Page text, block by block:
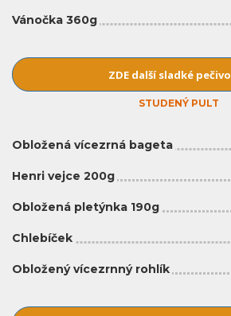
Vánočka 360g
ZDE další sladké pečivo
STUDENÝ PULT
Obložená vícezrná bageta
Henri vejce 200g
Obložená pletýnka 190g
Chlebíček
Obložený vícezrnný rohlík